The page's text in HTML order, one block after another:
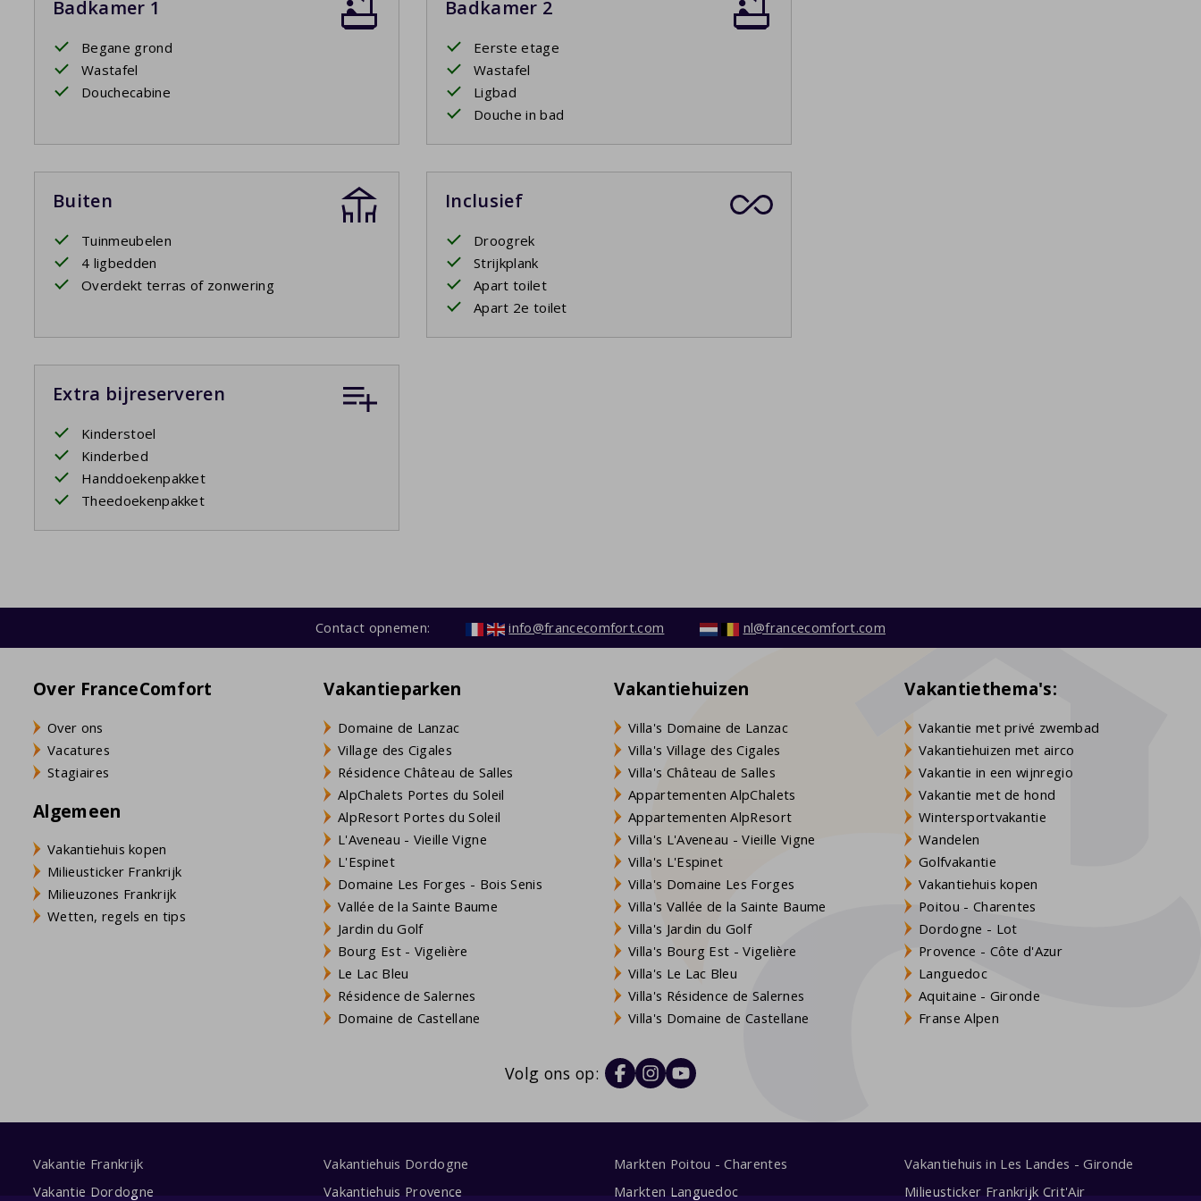
Badkamer 1
Begane grond
Wastafel
Douchecabine
Badkamer 2
Eerste etage
Wastafel
Ligbad
Douche in bad
Buiten
Tuinmeubelen
4 ligbedden
Overdekt terras of zonwering
Inclusief
Droogrek
Strijkplank
Apart toilet
Apart 2e toilet
Extra bijreserveren
Kinderstoel
Kinderbed
Handdoekenpakket
Theedoekenpakket
Contact opnemen: info@francecomfort.com nl@francecomfort.com
Over FranceComfort
Over ons
Vacatures
Stagiaires
Algemeen
Vakantiehuis kopen
Milieusticker Frankrijk
Milieuzones Frankrijk
Wetten, regels en tips
Vakantieparken
Domaine de Lanzac
Village des Cigales
Résidence Château de Salles
AlpChalets Portes du Soleil
AlpResort Portes du Soleil
L'Aveneau - Vieille Vigne
L'Espinet
Domaine Les Forges - Bois Senis
Vallée de la Sainte Baume
Jardin du Golf
Bourg Est - Vigelière
Le Lac Bleu
Résidence de Salernes
Domaine de Castellane
Vakantiehuizen
Villa's Domaine de Lanzac
Villa's Village des Cigales
Villa's Château de Salles
Appartementen AlpChalets
Appartementen AlpResort
Villa's L'Aveneau - Vieille Vigne
Villa's L'Espinet
Villa's Domaine Les Forges
Villa's Vallée de la Sainte Baume
Villa's Jardin du Golf
Villa's Bourg Est - Vigelière
Villa's Le Lac Bleu
Villa's Résidence de Salernes
Villa's Domaine de Castellane
Vakantiethema's:
Vakantie met privé zwembad
Vakantiehuizen met airco
Vakantie in een wijnregio
Vakantie met de hond
Wintersportvakantie
Wandelen
Golfvakantie
Vakantiehuis kopen
Poitou - Charentes
Dordogne - Lot
Provence - Côte d'Azur
Languedoc
Aquitaine - Gironde
Franse Alpen
Volg ons op:
Vakantie Frankrijk
Vakantie Dordogne
Vakantiehuis Dordogne
Vakantiehuis Provence
Markten Poitou - Charentes
Markten Languedoc
Vakantiehuis in Les Landes - Gironde
Milieusticker Frankrijk Crit'Air